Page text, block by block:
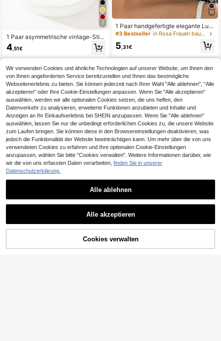
7
1 Paar asymmetrische vintage-Stil
Perle Tropfen Ohrringe, eleganter el
eganter Schmuck für Frauen
4 ,51€
10
1 Paar handgefertigte elegante Lux
us-Ohrringe mit Farbverlauf, Batik-
Auberginenblüten-Anhänger für Fra
#3 Bestseller in Rosa Frauen baumeln Ohrringe
5 ,31€
ZUM WARENKORB HINZUFÜGEN
Wir verwenden Cookies und ähnliche Technologien auf unserer Website, um Ihnen den
von Ihnen angeforderten Service bereitzustellen und Ihnen das bestmögliche
Webseitenerlebnis zu bieten. Sie können jederzeit nach Ihrer Wahl "Alle ablehnen", "Alle
akzeptieren" oder Ihre Cookie-Einstellungen anpassen. Wenn Sie "Alle akzeptieren"
auswählen, werden wir alle optionalen Cookies setzen, die uns helfen, den
Datenverkehr zu analysieren, erweiterte Funktionen anzubieten und Inhalte und
Anzeigen an Ihr Einkaufserlebnis bei SHEIN anzupassen. Wenn Sie "Alle ablehnen"
auswählen, lassen Sie nur die unbedingt erforderlichen Cookies zu, die unsere Website
zum Laufen bringen. Sie können diese in den Browsereinstellungen deaktivieren, was
jedoch die Funktionalität der Website beeinträchtigen kann. Um mehr über die von uns
verwendeten Cookies zu erfahren und Ihre optionalen Cookie-Einstellungen
anzupassen, wählen Sie bitte "Cookies verwalten". Weitere Informationen darüber, wie
wir die von uns erfassten Daten verarbeiten, finden Sie in unserer
Datenschutzerklärung.
Alle ablehnen
Alle akzeptieren
Cookies verwalten